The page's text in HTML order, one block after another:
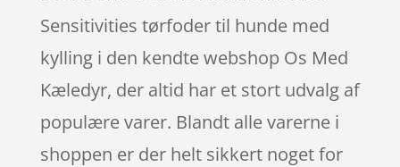
Sensitivities tørfoder til hunde med
kylling i den kendte webshop Os Med
Kæledyr, der altid har et stort udvalg af
populære varer. Blandt alle varerne i
shoppen er der helt sikkert noget for